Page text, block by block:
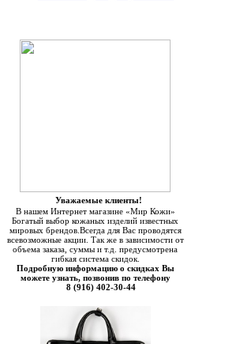
Уважаемые клиенты!
В нашем Интернет магазине «Мир Кожи»
Богатый выбор кожаных изделий известных
мировых брендов.Всегда для Вас проводятся
всевозможные акции. Так же в зависимости от
объема заказа, суммы и т.д. предусмотрена
гибкая система скидок.
Подробную информацию о скидках Вы
можете узнать, позвонив по телефону
8 (916) 402-30-44